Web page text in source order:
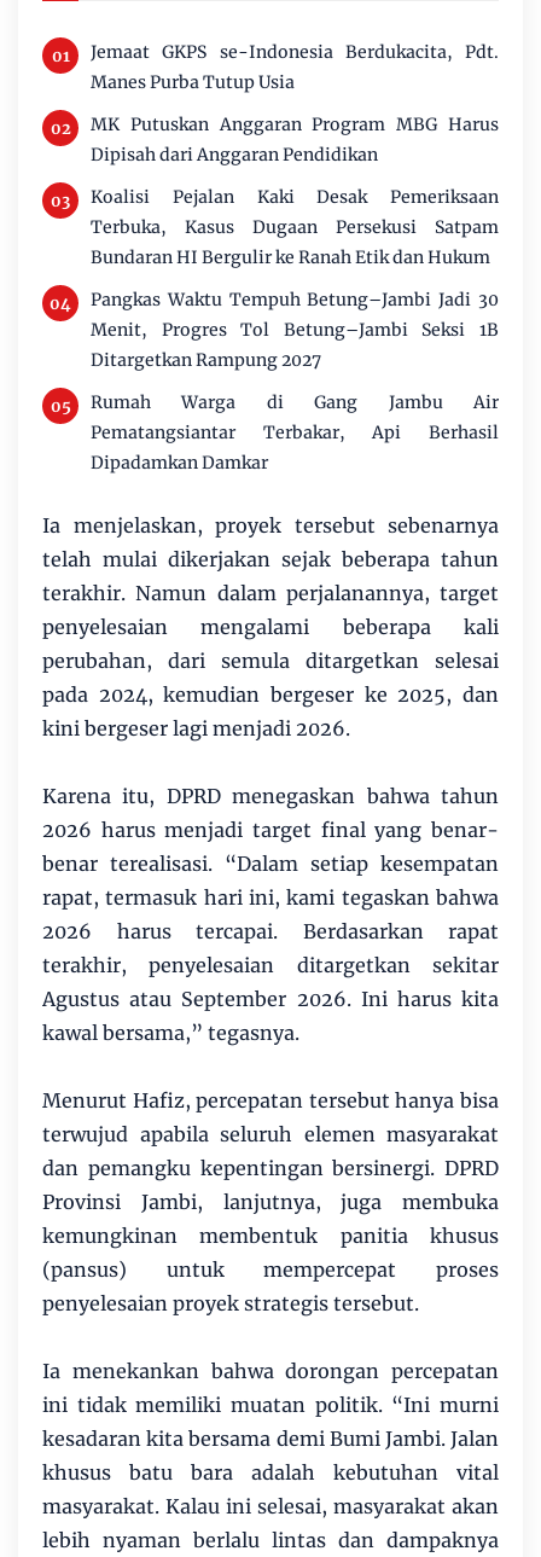
Jemaat GKPS se-Indonesia Berdukacita, Pdt.
Manes Purba Tutup Usia
MK Putuskan Anggaran Program MBG Harus
Dipisah dari Anggaran Pendidikan
Koalisi Pejalan Kaki Desak Pemeriksaan
Terbuka, Kasus Dugaan Persekusi Satpam
Bundaran HI Bergulir ke Ranah Etik dan Hukum
Pangkas Waktu Tempuh Betung–Jambi Jadi 30
Menit, Progres Tol Betung–Jambi Seksi 1B
Ditargetkan Rampung 2027
Rumah Warga di Gang Jambu Air
Pematangsiantar Terbakar, Api Berhasil
Dipadamkan Damkar
Ia menjelaskan, proyek tersebut sebenarnya
telah mulai dikerjakan sejak beberapa tahun
terakhir. Namun dalam perjalanannya, target
penyelesaian mengalami beberapa kali
perubahan, dari semula ditargetkan selesai
pada 2024, kemudian bergeser ke 2025, dan
kini bergeser lagi menjadi 2026.
Karena itu, DPRD menegaskan bahwa tahun
2026 harus menjadi target final yang benar-
benar terealisasi. “Dalam setiap kesempatan
rapat, termasuk hari ini, kami tegaskan bahwa
2026 harus tercapai. Berdasarkan rapat
terakhir, penyelesaian ditargetkan sekitar
Agustus atau September 2026. Ini harus kita
kawal bersama,” tegasnya.
Menurut Hafiz, percepatan tersebut hanya bisa
terwujud apabila seluruh elemen masyarakat
dan pemangku kepentingan bersinergi. DPRD
Provinsi Jambi, lanjutnya, juga membuka
kemungkinan membentuk panitia khusus
(pansus) untuk mempercepat proses
penyelesaian proyek strategis tersebut.
Ia menekankan bahwa dorongan percepatan
ini tidak memiliki muatan politik. “Ini murni
kesadaran kita bersama demi Bumi Jambi. Jalan
khusus batu bara adalah kebutuhan vital
masyarakat. Kalau ini selesai, masyarakat akan
lebih nyaman berlalu lintas dan dampaknya